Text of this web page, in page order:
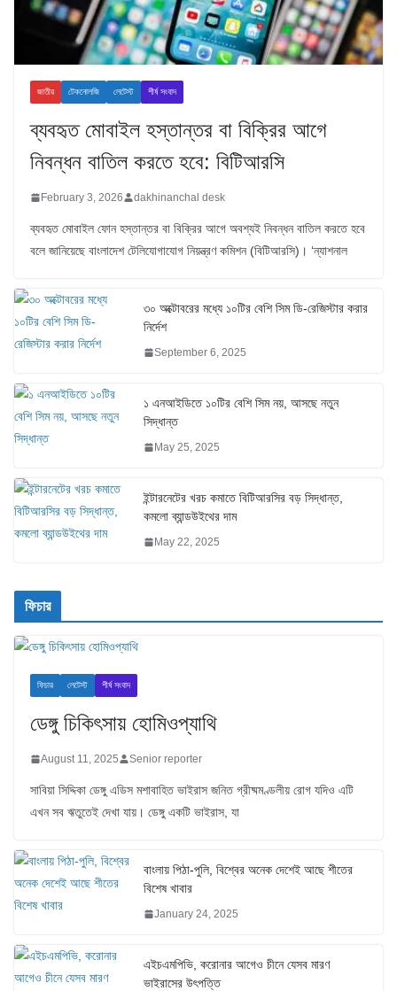
জাতীয় টেকনোলজি লেটেস্ট শীর্ষ সংবাদ
ব্যবহৃত মোবাইল হস্তান্তর বা বিক্রির আগে
নিবন্ধন বাতিল করতে হবে: বিটিআরসি
February 3, 2026 dakhinanchal desk
ব্যবহৃত মোবাইল ফোন হস্তান্তর বা বিক্রির আগে অবশ্যই নিবন্ধন বাতিল করতে হবে
বলে জানিয়েছে বাংলাদেশ টেলিযোগাযোগ নিয়ন্ত্রণ কমিশন (বিটিআরসি)। ‘ন্যাশনাল
৩০ অক্টোবরের মধ্যে ১০টির বেশি সিম ডি-রেজিস্টার করার
নির্দেশ
September 6, 2025
১ এনআইডিতে ১০টির বেশি সিম নয়, আসছে নতুন
সিদ্ধান্ত
May 25, 2025
ইন্টারনেটের খরচ কমাতে বিটিআরসির বড় সিদ্ধান্ত,
কমলো ব্যান্ডউইথের দাম
May 22, 2025
ফিচার
ফিচার লেটেস্ট শীর্ষ সংবাদ
ডেঙ্গু চিকিৎসায় হোমিওপ্যাথি
August 11, 2025 Senior reporter
সাবিয়া সিদ্দিকা ডেঙ্গু এডিস মশাবাহিত ভাইরাস জনিত গ্রীষ্মমণ্ডলীয় রোগ যদিও এটি
এখন সব ঋতুতেই দেখা যায়। ডেঙ্গু একটি ভাইরাস, যা
বাংলায় পিঠা-পুলি, বিশ্বের অনেক দেশেই আছে শীতের
বিশেষ খাবার
January 24, 2025
এইচএমপিভি, করোনার আগেও চীনে যেসব মারণ
ভাইরাসের উৎপত্তি